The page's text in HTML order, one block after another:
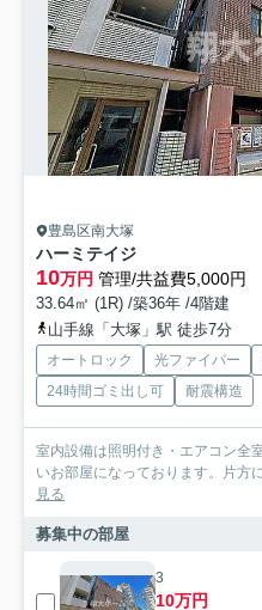
豊島区南大塚
ハーミテイジ
10万円 管理/共益費5,000円
33.64㎡ (1R) /築36年 /4階建
山手線「大塚」駅 徒歩7分
オートロック 光ファイバー
24時間ゴミ出し可
耐震構造
室内設備は照明付き・エアコン全
いお部屋になっております。片方
見る
募集中の部屋
3
10万円